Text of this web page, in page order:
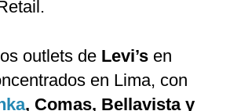
outlets de Levi’s en
en Lima, con
, Comas, Bellavista y